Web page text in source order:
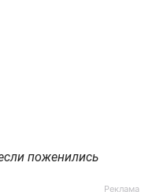
поженились